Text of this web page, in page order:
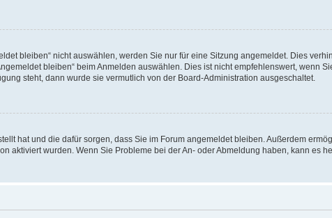
bleiben“ nicht auswählen, werden Sie nur für eine Sitzung angemeldet. Dies
bleiben“ beim Anmelden auswählen. Dies ist nicht empfehlenswert, wenn
steht, dann wurde sie vermutlich von der Board-Administration ausgeschaltet.
hat und die dafür sorgen, dass Sie im Forum angemeldet bleiben. Außerdem
aktiviert wurden. Wenn Sie Probleme bei der An- oder Abmeldung haben, kann es